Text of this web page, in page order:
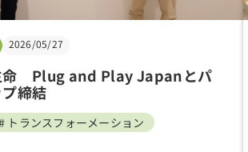
2026/05/27
命 Plug and Play Japanとパ
締結
トランスフォーメーション